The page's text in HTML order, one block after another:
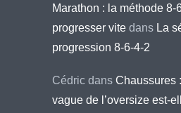
Marathon : la méthode 8-
progresser vite dans La
progression 8-6-4-2
Cédric dans Chaussures
vague de l’oversize est-